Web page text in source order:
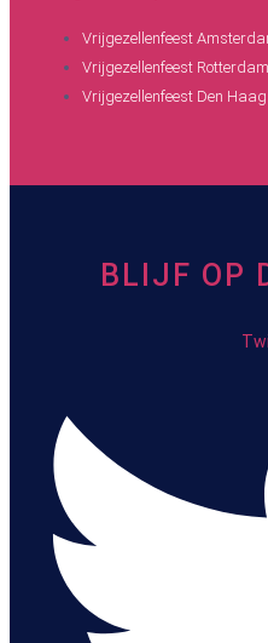
Vrijgezellenfeest
Vrijgezellenfeest Rotterdam
Vrijgezellenfeest Den Haag
BLIJF OP